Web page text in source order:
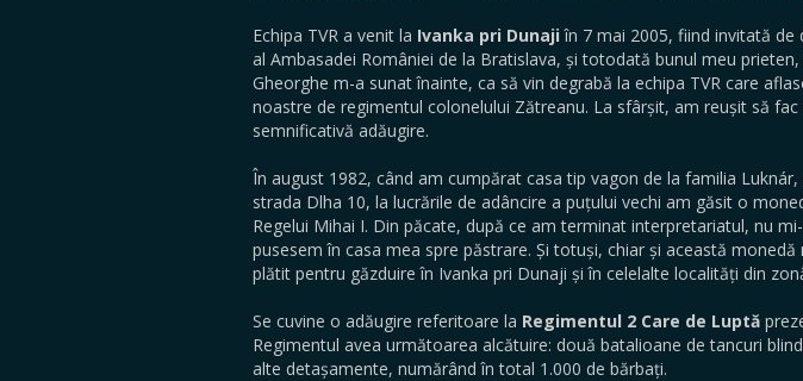
Echipa TVR a venit la Ivanka pri Dunajiîn 7 mai 2005, fiind invitată de
al Ambasadei României de la Bratislava, și totodată bunul meu
Gheorghe m-a sunat înainte, ca să vin degrabă la echipa TVR care
noastre de regimentul colonelului Zătreanu. La sfârșit, am reușit să
semnificativă adăugire.
În august 1982, când am cumpărat casa tip vagon de la familia Luknár,
strada Dlha 10, la lucrările de adâncire a puțului vechi am găsit o
Regelui Mihai I. Din păcate, după ce am terminat interpretariatul, nu
pusesem în casa mea spre păstrare. Și totuși, chiar și această
plătit pentru găzduire în Ivanka pri Dunaji și în celelalte localități din
Se cuvine o adăugire referitoare la Regimentul 2 Care de Luptă
Regimentul avea următoarea alcătuire: două batalioane de tancuri
alte detașamente, numărând în total 1.000 de bărbați.